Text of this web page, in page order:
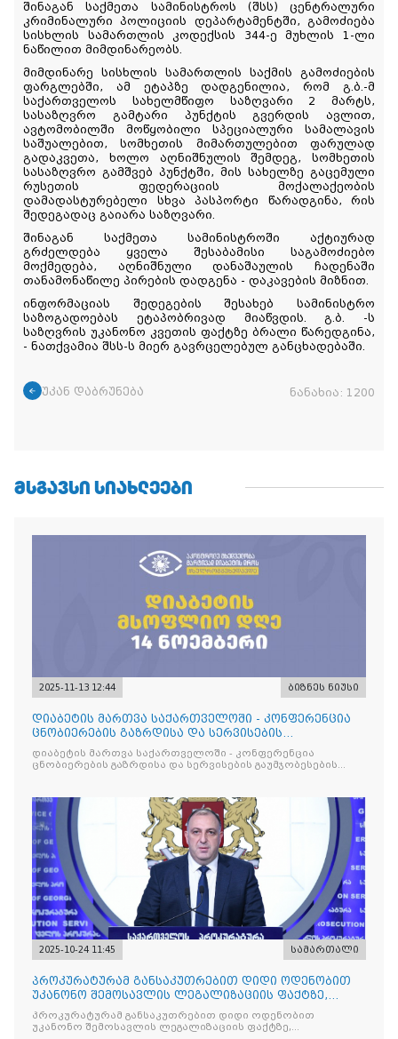
შინაგან საქმეთა სამინისტროს (შსს) ცენტრალური
კრიმინალური პოლიციის დეპარტამენტში, გამოძიება
სისხლის სამართლის კოდექსის 344-ე მუხლის 1-ლი
ნაწილით მიმდინარეობს.
მიმდინარე სისხლის სამართლის საქმის გამოძიების
ფარგლებში, ამ ეტაპზე დადგენილია, რომ გ.ბ.-მ
საქართველოს სახელმწიფო საზღვარი 2 მარტს,
სასაზღვრო გამტარი პუნქტის გვერდის ავლით,
ავტომობილში მოწყობილი სპეციალური სამალავის
საშუალებით, სომხეთის მიმართულებით ფარულად
გადაკვეთა, ხოლო აღნიშნულის შემდეგ, სომხეთის
სასაზღვრო გამშვებ პუნქტში, მის სახელზე გაცემული
რუსეთის ფედერაციის მოქალაქეობის
დამადასტურებელი სხვა პასპორტი წარადგინა, რის
შედეგადაც გაიარა საზღვარი.
შინაგან საქმეთა სამინისტროში აქტიურად
გრძელდება ყველა შესაბამისი საგამოძიებო
მოქმედება, აღნიშნული დანაშაულის ჩადენაში
თანამონაწილე პირების დადგენა - დაკავების მიზნით.
ინფორმაციას შედეგების შესახებ სამინისტრო
საზოგადოებას ეტაპობრივად მიაწვდის. გ.ბ. -ს
საზღვრის უკანონო კვეთის ფაქტზე ბრალი წარედგინა,
- ნათქვამია შსს-ს მიერ გავრცელებულ განცხადებაში.
უკან დაბრუნება ნანახია: 1200
ᲛᲡᲒᲐᲕᲡᲘ ᲡᲘᲐᲮᲚᲔᲔᲑᲘ
2025-11-13 12:44 ბიზნეს ნიუსი
დიაბეტის მართვა საქართველოში - კონფერენცია
ცნობიერების გაზრდისა და სერვისების
გაუმჯობესების მიზნით
დიაბეტის მართვა საქართველოში - კონფერენცია
ცნობიერების გაზრდისა და სერვისების გაუმჯობესების
2025-10-24 11:45 სამართალი
პროკურატურამ განსაკუთრებით დიდი ოდენობით
უკანონო შემოსავლის ლეგალიზაციის ფაქტზე,
საქართველოს ყოფილ პ
პროკურატურამ განსაკუთრებით დიდი ოდენობით
უკანონო შემოსავლის ლეგალიზაციის ფაქტზე,